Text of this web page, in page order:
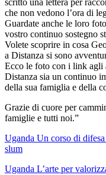
scritto una lettera per
che non vedono l’ora di
Guardate anche le loro
vostro continuo sostegno
Volete scoprire in cosa
a Distanza si sono
Ecco le foto con i link agli
Distanza sia un continuo
della sua famiglia e della
Grazie di cuore per
famiglie e tutti noi.”
Uganda Un corso di
slum
Uganda L’arte per